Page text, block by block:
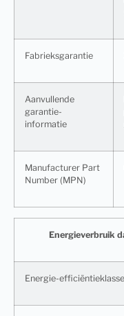
Fabrieksgarantie
Aanvullende
garantie-
informatie
Manufacturer Part
Number (MPN)
Energieverbruik
Energie-